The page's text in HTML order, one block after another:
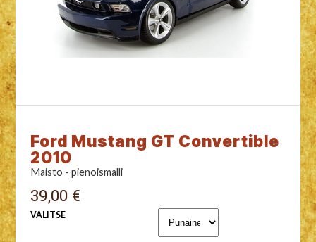
Ford Mustang GT Convertible
2010
Maisto - pienoismalli
39,00 €
VALITSE